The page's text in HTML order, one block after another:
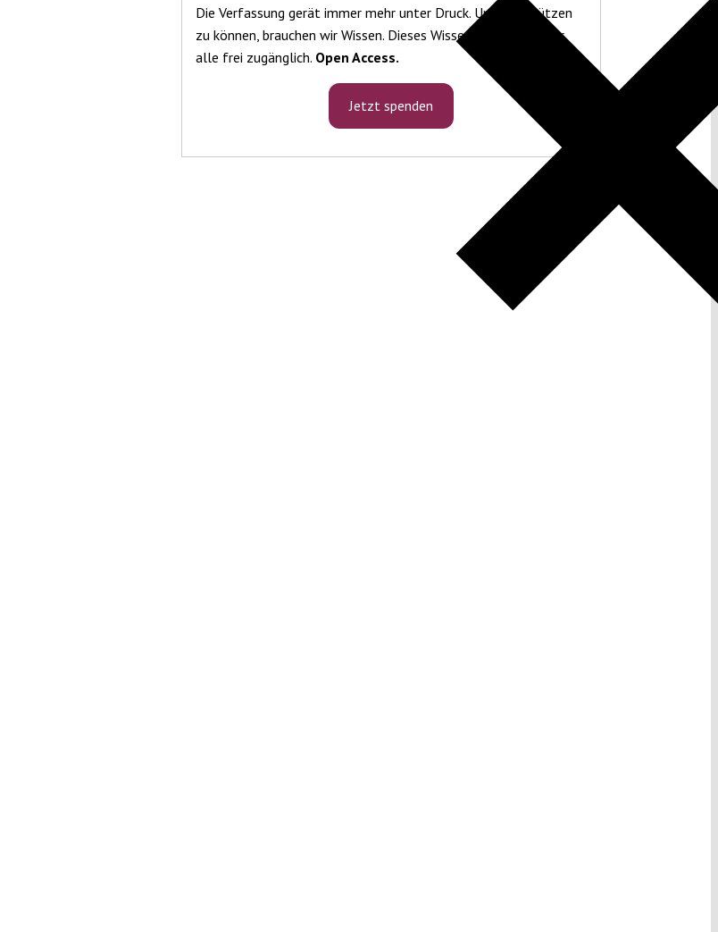
Die Verfassung gerät immer mehr unter Druck. Um sie schützen
zu können, brauchen wir Wissen. Dieses Wissen machen wir für
alle frei zugänglich. Open Access.
Jetzt spenden